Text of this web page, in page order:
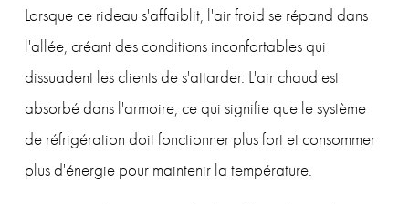
Lorsque ce rideau s'affaiblit, l'air froid se répand dans
l'allée, créant des conditions inconfortables qui
dissuadent les clients de s'attarder. L'air chaud est
absorbé dans l'armoire, ce qui signifie que le système
de réfrigération doit fonctionner plus fort et consommer
plus d'énergie pour maintenir la température.